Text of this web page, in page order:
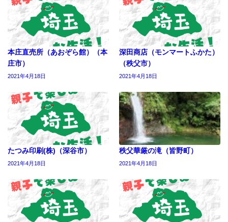
本庄直売所（あおぞら館）（本
庄市）
2021年4月18日
深田商店（モンマートふかた）
（秩父市）
2021年4月18日
たつみ印刷(株)（深谷市）
2021年4月18日
秩父華厳の滝（皆野町）
2021年4月18日